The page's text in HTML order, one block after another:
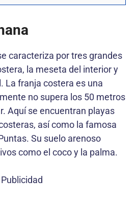
caracteriza por tres grandes
la meseta del interior y
La franja costera es una
no supera los 50 metros
Aquí se encuentran playas
así como la famosa
Su suelo arenoso
como el coco y la palma.
Publicidad